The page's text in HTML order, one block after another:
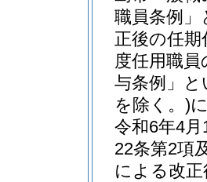
職員条例」
正後の任
度任用職
与条例」と
を除く。)
令和6年4
22条第2項
による改